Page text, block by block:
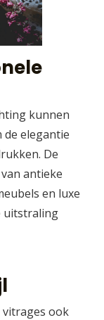
kunnen
elegantie
De
antieke
en luxe
uitstraling
ook